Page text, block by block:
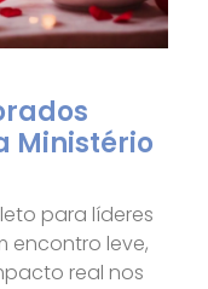
Ministério
para líderes
encontro leve,
real nos